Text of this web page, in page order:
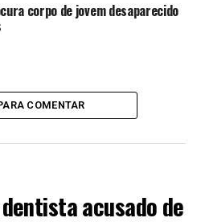
corpo de jovem desaparecido
COMENTAR
acusado de